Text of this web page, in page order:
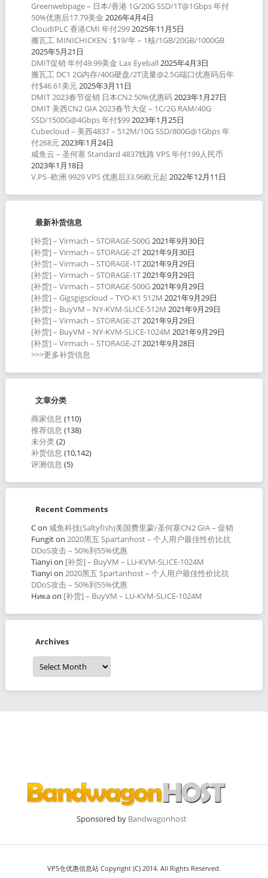
Greenwebpage – 日本/香港 1G/20G SSD/1T@1Gbps 年付
50%优惠后17.79美金 2026年4月4日
CloudIPLC 香港CMI 年付2992025年11月5日
搬瓦工 MINICHICKEN : $19/年 – 1核/1GB/20GB/1000GB
2025年5月21日
DMIT促销 年付49.99美金 Lax Eyeball 2025年4月3日
搬瓦工 DC1 2G内存/40G硬盘/2T流量@2.5G端口优惠码后年
付$46.61美元2025年3月11日
DMIT 2023春节促销 日本CN2 50%优惠码2023年1月27日
DMIT 美西CN2 GIA 2023春节大促 – 1C/2G RAM/40G
SSD/1500G@4Gbps 年付$992023年1月25日
Cubecloud – 美西4837 – 512M/10G SSD/800G@1Gbps 年
付268元2023年1月24日
咸鱼云 – 圣何塞 Standard 4837线路 VPS 年付199人民币
2023年1月18日
V.PS -欧洲 9929 VPS 优惠后33.96欧元起 2022年12月11日
最新补货信息
[补货] – Virmach – STORAGE-500G2021年9月30日
[补货] – Virmach – STORAGE-2T2021年9月30日
[补货] – Virmach – STORAGE-1T2021年9月29日
[补货] – Virmach – STORAGE-1T2021年9月29日
[补货] – Virmach – STORAGE-500G2021年9月29日
[补货] – Gigsgigscloud – TYO-K1 512M 2021年9月29日
[补货] – BuyVM – NY-KVM-SLICE-512M 2021年9月29日
[补货] – Virmach – STORAGE-2T2021年9月29日
[补货] – BuyVM – NY-KVM-SLICE-1024M 2021年9月29日
[补货] – Virmach – STORAGE-2T2021年9月28日
>>>更多补货信息
文章分类
商家信息 (110)
推荐信息 (138)
未分类(2)
补货信息 (10,142)
评测信息 (5)
Recent Comments
Con 咸鱼科技(Saltyfish)美国费里蒙/圣何塞CN2 GIA – 促销
Fungiton 2020黑五 Spartanhost – 个人用户最佳性价比抗
DDoS攻击 – 50%到55%优惠
Tianyion [补货] – BuyVM – LU-KVM-SLICE-1024M
Tianyion 2020黑五 Spartanhost – 个人用户最佳性价比抗
DDoS攻击 – 50%到55%优惠
Никаon [补货] – BuyVM – LU-KVM-SLICE-1024M
Archives
Archives
Sponsored by Bandwagonhost
VPS仓优惠信息站 Copyright (C) 2014. All Rights Reserved.